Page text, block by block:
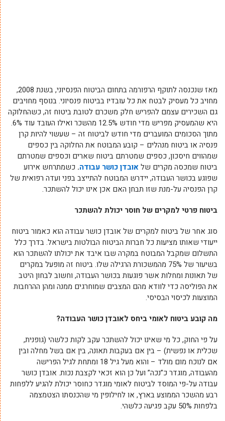
מאז שנכנסה לתוקף הרפורמה בתחום הביטוח הפנסיוני, בשנת 2008,
מחויב כל מעסיק לבטח את כל עובדיו בביטוח פנסיוני. בנוסף מחויבים
גם השכירים עצמם להפריש חלק משכרם לטובת ביטוח זה, כשהחלוקה
היא שהמעסיק מפריש מדי חודש 12.5% מהשכר ואילו העובד עוד 6%.
מתוך הסכומים המועברים מדי חודש לביטוח זה – שעשוי להיות קרן
פנסיה או ביטוח מנהלים – קובע המבוטח את החלוקה בין כספים
שמהווים חיסכון, כספים שמטרתם ביטוח שארים וכספים שמטרתם
ביטוח שמכסה מקרים שלאובדן כושר עבודה. כשמתרחש אירוע
שפוגע בכושר העבודה, יידרש המבוטח להתייצב בפני ועדה רפואית של
קרן הפנסיה על-מנת שזו תבחן האם אכן אינו יכול להשתכר.
ביטוח פרטי למקרים של חוסר יכולת להשתכר
סוג אחר של ביטוח למקרים של אובדן כושר עבודה הוא כאמור ביטוח
ייעודי שאותו מציעות כל חברות הביטוח הבולטות בישראל. בדרך כלל
התשלום שמקבל המבוטח במקרה שבו איבד את יכולתו להשתכר הוא
בשיעור של 75% מהמשכורת הרגילה שלו. ביטוח זה מופעל במקרים
של תאונות ומחלות אשר פוגעות בכושר העבודה, וחשוב לבחון היטב
את הפוליסה כדי לוודא מהם המצבים שמוחרגים ממנה ומהן ההרחבות
המוצעות לכיסוי הבסיסי.
מה קובע ביטוח לאומי ביחס לאובדן כושר העבודה?
על פי החוק, כל מי שאינו יכול להשתכר עקב לקות כלשהי (גופנית,
שכלית או נפשית) – בין אם בעקבות תאונה, בין אם בשל מחלה ובין
אם לנוכח מום מולד – והוא מעל גיל 18 ומתחת לגיל הפרישה
מהעבודה, מוגדר כ”נכה” ועל כן הוא זכאי לקצבת נכות. אובדן כושר
עבודה על-פי המוסד לביטוח לאומי מוגדר כחוסר יכולת להגיע ללפחות
רבע מהשכר הממוצע בארץ, או לחילופין מי שהכנסתו הצטמצמה
בלפחות 50% עקב פגיעה כלשהי.